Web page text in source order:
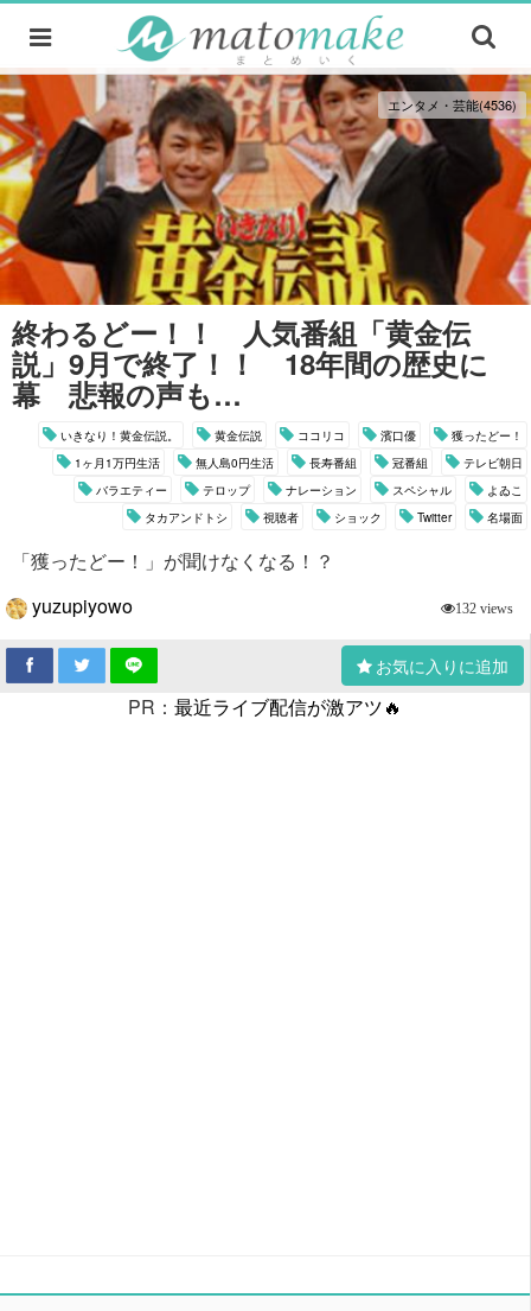
エンタメ・芸能(4536)
終わるどー！！ 人気番組「黄金伝
説」9月で終了！！ 18年間の歴史に
幕 悲報の声も…
いきなり！黄金伝説。 黄金伝説 ココリコ 濱口優
獲ったどー！
1ヶ月1万円生活
無人島0円生活 長寿番組 冠番組
テレビ朝日
バラエティー
テロップ ナレーション スペシャル
よゐこ
タカアンドトシ
視聴者 ショック Twitter 名場面
「獲ったどー！」が聞けなくなる！？
yuzupiyowo
132 views
お気に入りに追加
PR： 最近ライブ配信が激アツ🔥